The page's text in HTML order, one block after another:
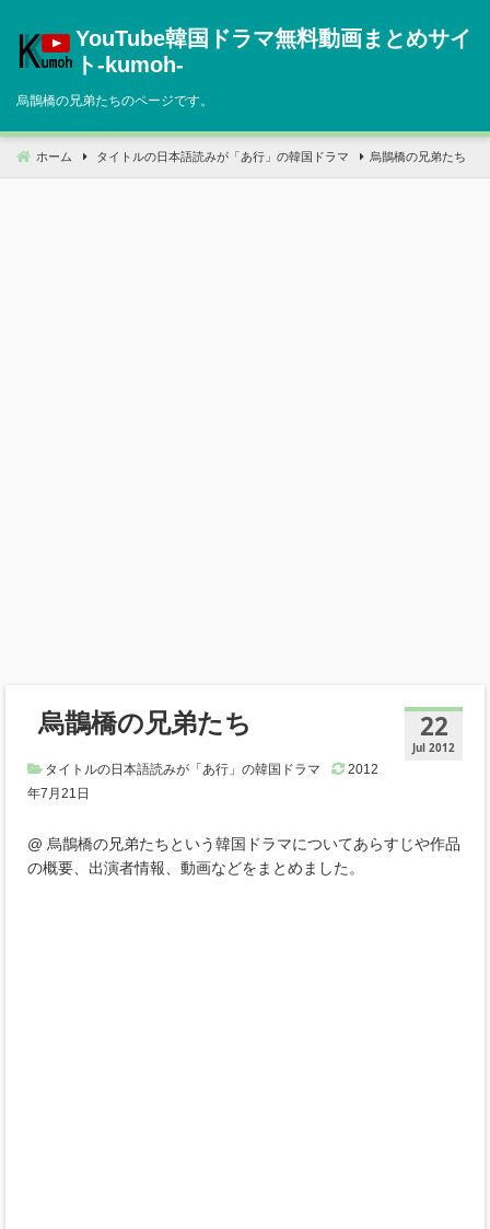
へ
動
YouTube韓国ドラマ無料動画まとめサイ
ト‐kumoh‐
烏鵲橋の兄弟たちのページです。
ホーム タイトルの日本語読みが「あ行」の韓国ドラマ 烏鵲橋の兄弟たち
22
Jul 2012
烏鵲橋の兄弟たち
タイトルの日本語読みが「あ行」の韓国ドラマ
2012
年7月21日
@ 烏鵲橋の兄弟たちという韓国ドラマについてあらすじや作品
の概要、出演者情報、動画などをまとめました。